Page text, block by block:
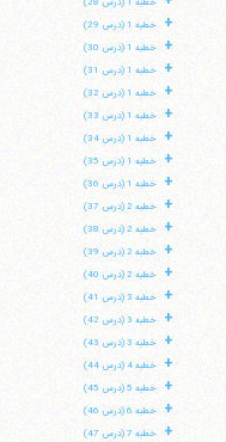
+ خطبه 1 (درس 29)
+ خطبه 1 (درس 30)
+ خطبه 1 (درس 31)
+ خطبه 1 (درس 32)
+ خطبه 1 (درس 33)
+ خطبه 1 (درس 34)
+ خطبه 1 (درس 35)
+ خطبه 1 (درس 36)
+ خطبه 2 (درس 37)
+ خطبه 2 (درس 38)
+ خطبه 2 (درس 39)
+ خطبه 2 (درس 40)
+ خطبه 3 (درس 41)
+ خطبه 3 (درس 42)
+ خطبه 3 (درس 43)
+ خطبه 4 (درس 44)
+ خطبه 5 (درس 45)
+ خطبه 6 (درس 46)
+ خطبه 7 (درس 47)